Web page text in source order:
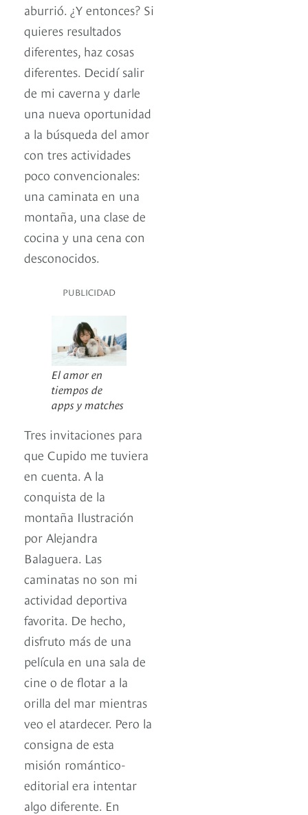
aburrió. ¿Y entonces? Si
quieres resultados
diferentes, haz cosas
diferentes. Decidí salir
de mi caverna y darle
una nueva oportunidad
a la búsqueda del amor
con tres actividades
poco convencionales:
una caminata en una
montaña, una clase de
cocina y una cena con
desconocidos.
PUBLICIDAD
El amor en
tiempos de
apps y matches
Tres invitaciones para
que Cupido me tuviera
en cuenta. A la
conquista de la
montaña Ilustración
por Alejandra
Balaguera. Las
caminatas no son mi
actividad deportiva
favorita. De hecho,
disfruto más de una
película en una sala de
cine o de flotar a la
orilla del mar mientras
veo el atardecer. Pero la
consigna de esta
misión romántico-
editorial era intentar
algo diferente. En